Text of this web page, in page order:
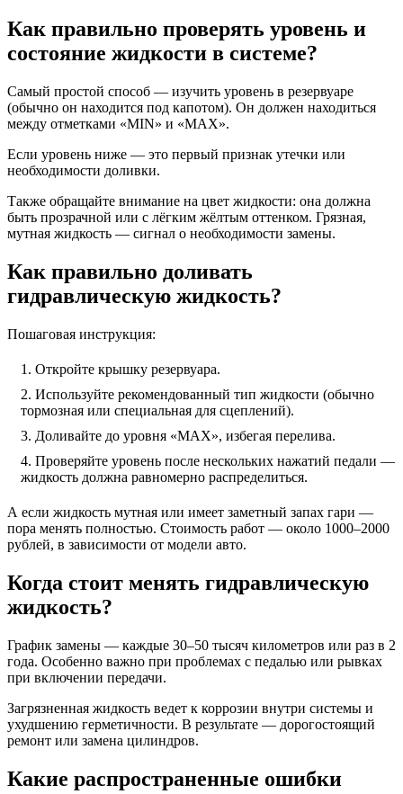
Как правильно проверять уровень и
состояние жидкости в системе?
Самый простой способ — изучить уровень в резервуаре
(обычно он находится под капотом). Он должен находиться
между отметками «MIN» и «MAX».
Если уровень ниже — это первый признак утечки или
необходимости доливки.
Также обращайте внимание на цвет жидкости: она должна
быть прозрачной или с лёгким жёлтым оттенком. Грязная,
мутная жидкость — сигнал о необходимости замены.
Как правильно доливать
гидравлическую жидкость?
Пошаговая инструкция:
Откройте крышку резервуара.
Используйте рекомендованный тип жидкости (обычно
тормозная или специальная для сцеплений).
Доливайте до уровня «MAX», избегая перелива.
Проверяйте уровень после нескольких нажатий педали —
жидкость должна равномерно распределиться.
А если жидкость мутная или имеет заметный запах гари —
пора менять полностью. Стоимость работ — около 1000–2000
рублей, в зависимости от модели авто.
Когда стоит менять гидравлическую
жидкость?
График замены — каждые 30–50 тысяч километров или раз в 2
года. Особенно важно при проблемах с педалью или рывках
при включении передачи.
Загрязненная жидкость ведет к коррозии внутри системы и
ухудшению герметичности. В результате — дорогостоящий
ремонт или замена цилиндров.
Какие распространенные ошибки